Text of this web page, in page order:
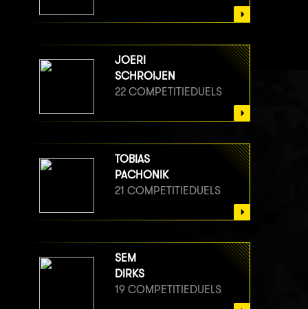
JOERI
SCHROIJEN
22 COMPETITIEDUELS
TOBIAS
PACHONIK
21 COMPETITIEDUELS
SEM
DIRKS
19 COMPETITIEDUELS